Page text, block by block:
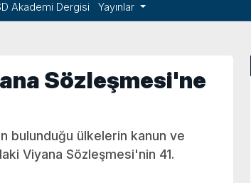
Akademi Dergisi Yayınlar
Sözleşmesi'ne
bulunduğu ülkelerin kanun ve
Viyana Sözleşmesi'nin 41.